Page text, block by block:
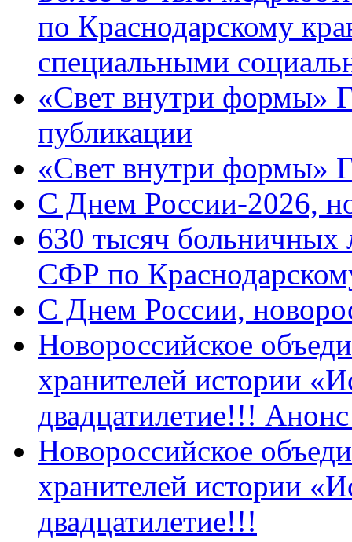
по Краснодарскому
специальными
«Свет внутри формы»
публикации
«Свет внутри формы»
C Днем России-2026,
630 тысяч больничных
СФР по
C Днем России,
Новороссийское
хранителей истории
двадцатилетие!!!
Новороссийское
хранителей истории
двадцатилетие!!!